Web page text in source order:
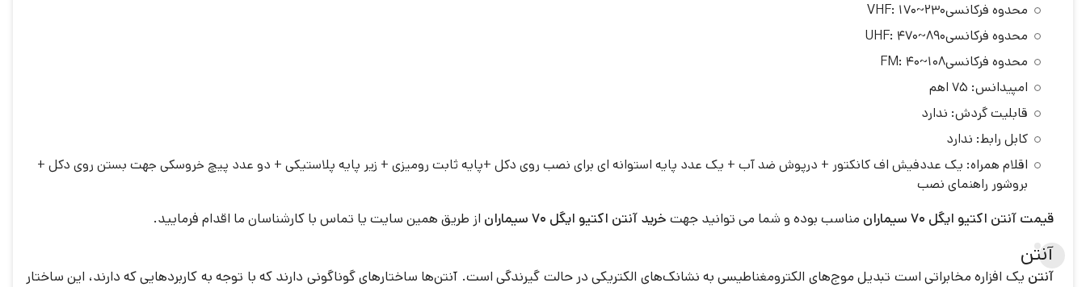
محدوه فرکانسیVHF: 170~230
محدوه فرکانسیUHF: 470~890
محدوه فرکانسیFM: 40~108
امپیدانس: 75 اهم
قابلیت گردش: ندارد
کابل رابط: ندارد
اقلام همراه: یک عددفیش اف کانکتور + درپوش ضد آب + یک عدد پایه استوانه ای برای نصب روی دکل +پایه ثابت رومیزی + زیر پایه پلاستیکی + دو عدد پیچ خروسکی جهت بستن روی دکل +
بروشور راهنمای نصب
قیمت آنتن اکتیو ایگل 70 سیماران مناسب بوده و شما می توانید جهت خرید آنتن اکتیو ایگل 70 سیماران از طریق همین سایت یا تماس با کارشناسان ما اقدام فرمایید.
آنتن
آنتن یک افزاره مخابراتی است تبدیل موج‌های الکترومغناطیسی به نشانک‌های الکتریکی در حالت گیرندگی است. آنتن‌ها ساختارهای گوناگونی دارند که با توجه به کاربردهایی که دارند، این ساختار